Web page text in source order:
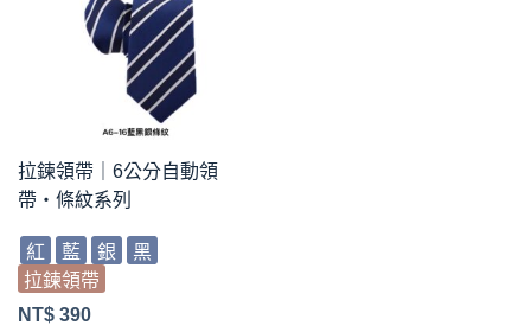
拉鍊領帶｜6公分自動領
帶・條紋系列
紅 藍 銀
黑
拉鍊領帶
NT$ 390